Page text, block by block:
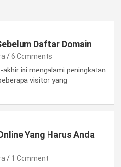
Daftar Domain
6 Comments
ini mengalami peningkatan
visitor yang
Yang Harus Anda
1 Comment